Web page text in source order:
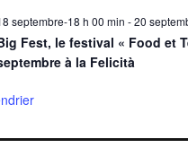
septembre-18 h 00 min -20
Fest, le festival « Food et
à la Felicità